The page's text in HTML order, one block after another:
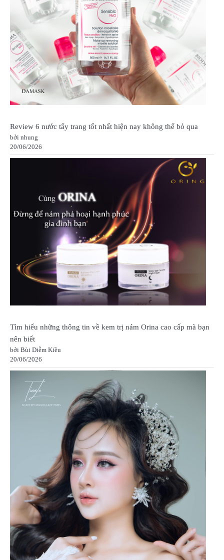
Review 6 nước tẩy trang tốt nhất hiện nay không thể bỏ qua
bởi nhung
20/06/2026
Tìm hiểu những thông tin về kem trị nám Orina cao cấp mà bạn
nên biết
bởi Bùi Diễm Kiều
20/06/2026